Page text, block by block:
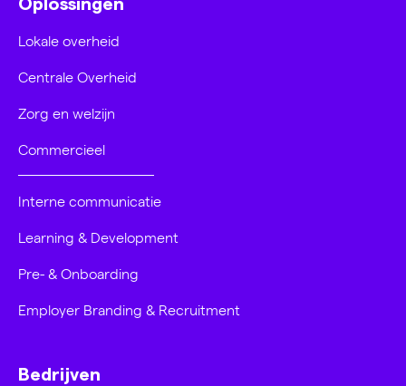
Oplossingen
Lokale overheid
Centrale Overheid
Zorg en welzijn
Commercieel
Interne communicatie
Learning & Development
Pre- & Onboarding
Employer Branding & Recruitment
Bedrijven